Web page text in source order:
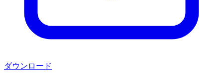
ダウンロード